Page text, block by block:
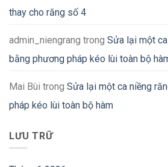
thay cho răng số 4
admin_niengrang trong Sửa lại một
bằng phương pháp kéo lùi toàn bộ
Mai Bùi trong Sửa lại một ca niềng
pháp kéo lùi toàn bộ hàm
LƯU TRỮ